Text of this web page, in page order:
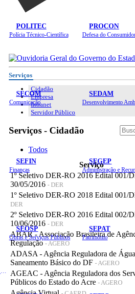
POLITEC
Polícia Técnico-Científica
PROCON
Defesa do
SECOM
Comunicação
SEDAM
Desenvolvimento
SEFIN
Finanças
SEGEP
SEOSP
Obras e Serviços Públicos
SEPAT
Patrimônio
Serviços
Cidadão
Empresa
Intranet
Servidor Público
Serviços - Cidadão
Todos
Serviço
1º Seletivo DER-RO 2016 Edital 001/
30/05/2016 - DER
1º Seletivo DER-RO 2018 Edital 001/
DER
2º Seletivo DER-RO 2016 Edital 002/
10/06/2016 - DER
ABAR - Associação Brasileira de
Regulação- AGERO
ADASA - Agência Reguladora de
Saneamento Básico do DF - AGERO
AGEAC - Agência Reguladora dos
Públicos do Estado do Acre - AGERO